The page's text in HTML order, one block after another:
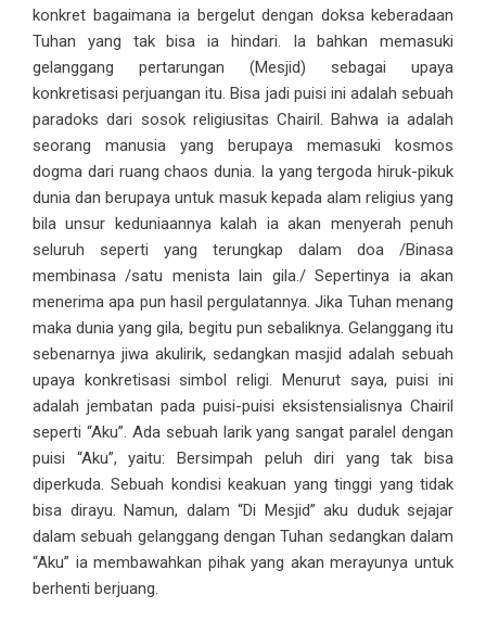
konkret bagaimana ia bergelut dengan doksa keberadaan
Tuhan yang tak bisa ia hindari. Ia bahkan memasuki
gelanggang pertarungan (Mesjid) sebagai upaya
konkretisasi perjuangan itu. Bisa jadi puisi ini adalah sebuah
paradoks dari sosok religiusitas Chairil. Bahwa ia adalah
seorang manusia yang berupaya memasuki kosmos
dogma dari ruang chaos dunia. Ia yang tergoda hiruk-pikuk
dunia dan berupaya untuk masuk kepada alam religius yang
bila unsur keduniaannya kalah ia akan menyerah penuh
seluruh seperti yang terungkap dalam doa /Binasa
membinasa /satu menista lain gila./ Sepertinya ia akan
menerima apa pun hasil pergulatannya. Jika Tuhan menang
maka dunia yang gila, begitu pun sebaliknya. Gelanggang itu
sebenarnya jiwa akulirik, sedangkan masjid adalah sebuah
upaya konkretisasi simbol religi. Menurut saya, puisi ini
adalah jembatan pada puisi-puisi eksistensialisnya Chairil
seperti “Aku”. Ada sebuah larik yang sangat paralel dengan
puisi “Aku”, yaitu: Bersimpah peluh diri yang tak bisa
diperkuda. Sebuah kondisi keakuan yang tinggi yang tidak
bisa dirayu. Namun, dalam “Di Mesjid” aku duduk sejajar
dalam sebuah gelanggang dengan Tuhan sedangkan dalam
“Aku” ia membawahkan pihak yang akan merayunya untuk
berhenti berjuang.